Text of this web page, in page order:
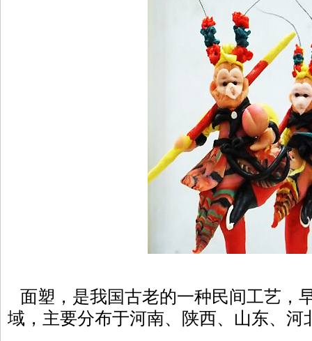
面塑，是我国古老的一种民间工艺，
域，主要分布于河南、陕西、山东、河